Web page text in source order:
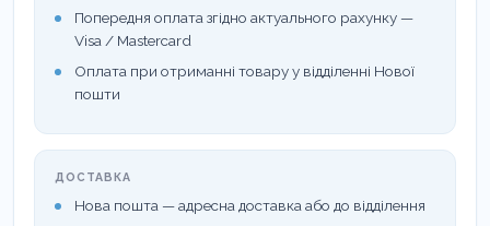
Попередня оплата згідно актуального рахунку —
Visa / Mastercard
Оплата при отриманні товару у відділенні Нової
пошти
ДОСТАВКА
Нова пошта — адресна доставка або до відділення